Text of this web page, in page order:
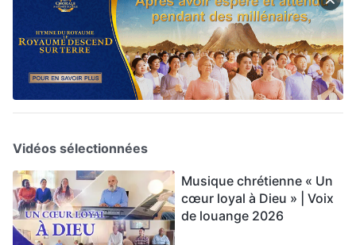
Vidéos sélectionnées
Musique chrétienne « Un
cœur loyal à Dieu » | Voix
de louange 2026